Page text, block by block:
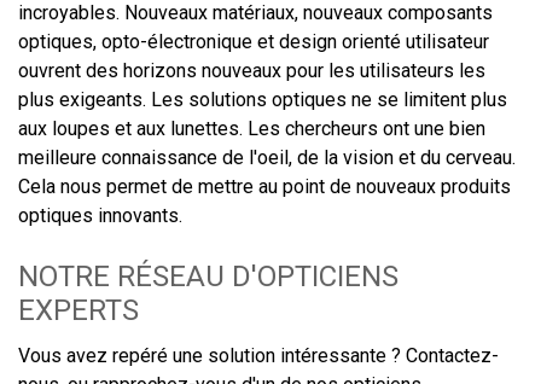
incroyables. Nouveaux matériaux, nouveaux composants
optiques, opto-électronique et design orienté utilisateur
ouvrent des horizons nouveaux pour les utilisateurs les
plus exigeants. Les solutions optiques ne se limitent plus
aux loupes et aux lunettes. Les chercheurs ont une bien
meilleure connaissance de l'oeil, de la vision et du cerveau.
Cela nous permet de mettre au point de nouveaux produits
optiques innovants.
NOTRE RÉSEAU D'OPTICIENS
EXPERTS
Vous avez repéré une solution intéressante ? Contactez-